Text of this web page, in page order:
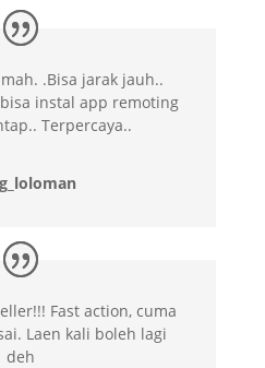
.Bisa jarak jauh..
instal app remoting
Terpercaya..
Fast action, cuma
Laen kali boleh lagi
deh